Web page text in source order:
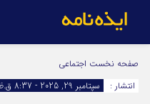
اینستاگرام
سروش
صفحه نخست اجتماعی
انتشار :
سپتامبر 29, 2025 - 8:37 ق.ظ